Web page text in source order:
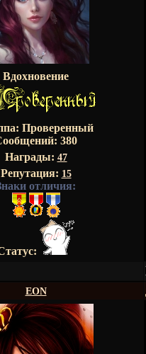
Вдохновение
Проверенный
380
Награды: 47
Репутация: 15
отличия:
EON